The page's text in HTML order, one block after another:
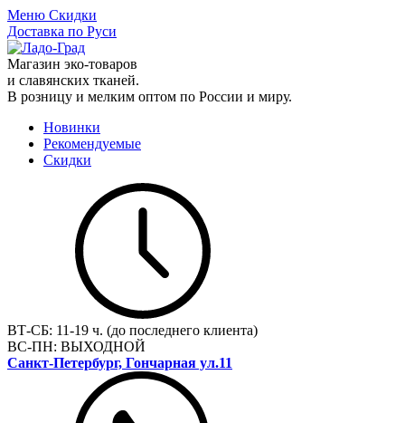
Меню Скидки
Доставка по Руси
Магазин эко-товаров
и славянских тканей.
В розницу и мелким оптом по России и миру.
Новинки
Рекомендуемые
Скидки
ВТ-СБ: 11-19 ч. (до последнего клиента)
ВС-ПН: ВЫХОДНОЙ
Санкт-Петербург, Гончарная ул.11